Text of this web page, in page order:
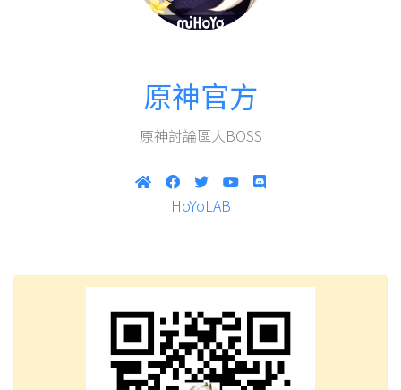
原神官方
原神討論區大BOSS
HoYoLAB